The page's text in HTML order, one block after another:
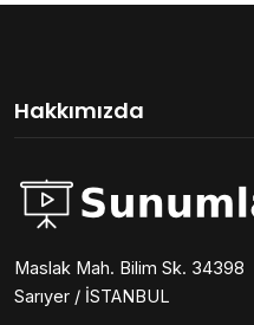
Hakkımızda
Maslak Mah. Bilim Sk. 34398
Sarıyer / İSTANBUL